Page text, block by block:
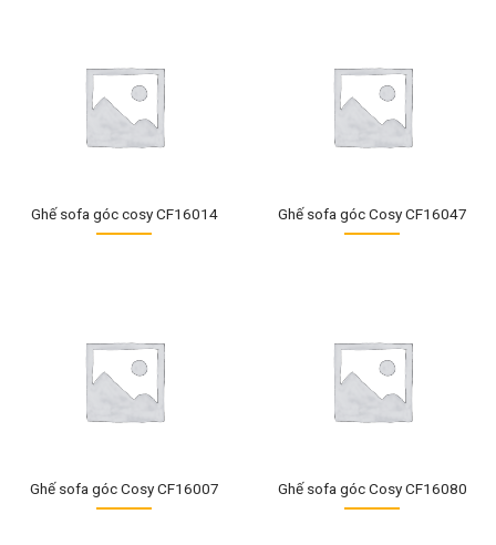
Ghế sofa góc cosy CF16014 Ghế sofa góc Cosy CF16047
Ghế sofa góc Cosy CF16007 Ghế sofa góc Cosy CF16080